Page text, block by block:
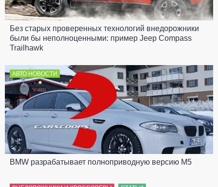
Без старых проверенных технологий внедорожники
были бы неполноценными: пример Jeep Compass
Trailhawk
АВТО НОВОСТИ
BMW разрабатывает полноприводную версию M5